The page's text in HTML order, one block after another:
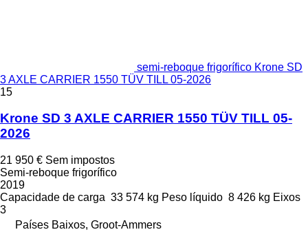
semi-reboque frigorífico Krone SD
3 AXLE CARRIER 1550 TÜV TILL 05-2026
15
Krone SD 3 AXLE CARRIER 1550 TÜV TILL 05-
2026
21 950 € Sem impostos
Semi-reboque frigorífico
2019
Capacidade de carga 33 574 kg Peso líquido 8 426 kg Eixos
3
Países Baixos, Groot-Ammers